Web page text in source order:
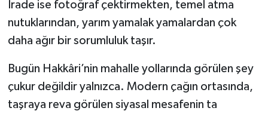
İrade ise fotoğraf çektirmekten, temel atma
nutuklarından, yarım yamalak yamalardan çok
daha ağır bir sorumluluk taşır.
Bugün Hakkâri’nin mahalle yollarında görülen şey
çukur değildir yalnızca. Modern çağın ortasında,
taşraya reva görülen siyasal mesafenin ta